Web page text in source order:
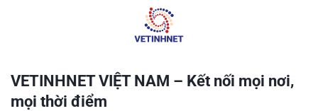
VETINHNET VIỆT NAM – Kết nối mọi nơi,
mọi thời điểm